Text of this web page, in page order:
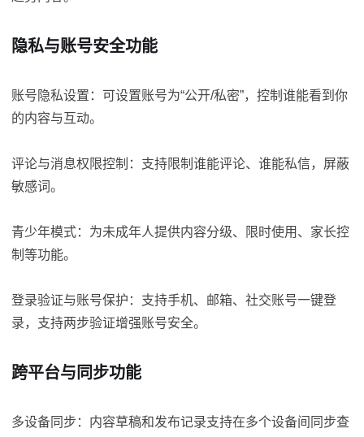
隐私与账号安全功能
账号隐私设置：可设置账号为“公开/私密”，控制谁能看到你
的内容与互动。
评论与消息权限控制：支持限制谁能评论、谁能私信，屏蔽
敏感词。
青少年模式：为未成年人提供内容分级、限时使用、家长控
制等功能。
登录验证与账号保护：支持手机、邮箱、社交账号一键登
录，支持两步验证增强账号安全。
跨平台与同步功能
多设备同步：内容草稿和发布记录支持在多个设备间同步查